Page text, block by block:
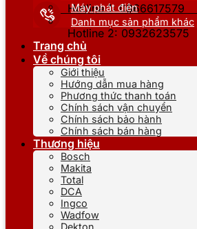
Hotline 1: 0866617579
Hotline 2: 0932623575
Máy phát điện
Danh mục sản phẩm khác
Trang chủ
Về chúng tôi
Giới thiệu
Hướng dẫn mua hàng
Phương thức thanh toán
Chính sách vận chuyển
Chính sách bảo hành
Chính sách bán hàng
Thương hiệu
Bosch
Makita
Total
DCA
Ingco
Wadfow
Dekton